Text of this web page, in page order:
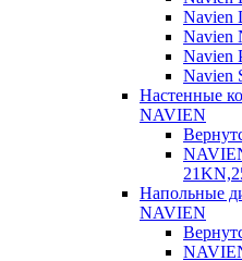
Navien
Navien
Navien
Navien
Настенные
NAVIEN
Напольные
NAVIEN